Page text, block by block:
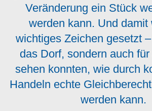
Veränderung ein Stück
werden kann. Und damit
wichtiges Zeichen gesetzt
das Dorf, sondern auch
sehen konnten, wie durch
Handeln echte
werden kann.